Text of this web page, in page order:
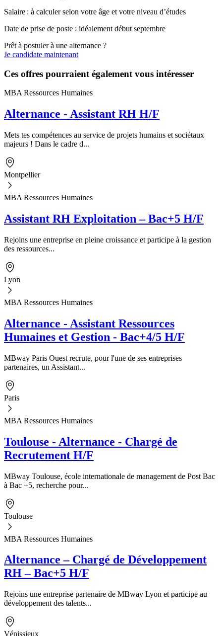
Salaire : à calculer selon votre âge et votre niveau d’études
Date de prise de poste : idéalement début septembre
Prêt à postuler à une alternance ?
Je candidate maintenant
Ces offres pourraient également vous intéresser
MBA Ressources Humaines
Alternance - Assistant RH H/F
Mets tes compétences au service de projets humains et sociétaux
majeurs ! Dans le cadre d...
Montpellier
MBA Ressources Humaines
Assistant RH Exploitation – Bac+5 H/F
Rejoins une entreprise en pleine croissance et participe à la gestion
des ressources...
Lyon
MBA Ressources Humaines
Alternance - Assistant Ressources
Humaines et Gestion - Bac+4/5 H/F
MBway Paris Ouest recrute, pour l'une de ses entreprises
partenaires, un Assistant...
Paris
MBA Ressources Humaines
Toulouse - Alternance - Chargé de
Recrutement H/F
MBway Toulouse, école internationale de management de Post Bac
à Bac +5, recherche pour...
Toulouse
MBA Ressources Humaines
Alternance – Chargé de Développement
RH – Bac+5 H/F
Rejoins une entreprise partenaire de MBway Lyon et participe au
développement des talents...
Vénissieux